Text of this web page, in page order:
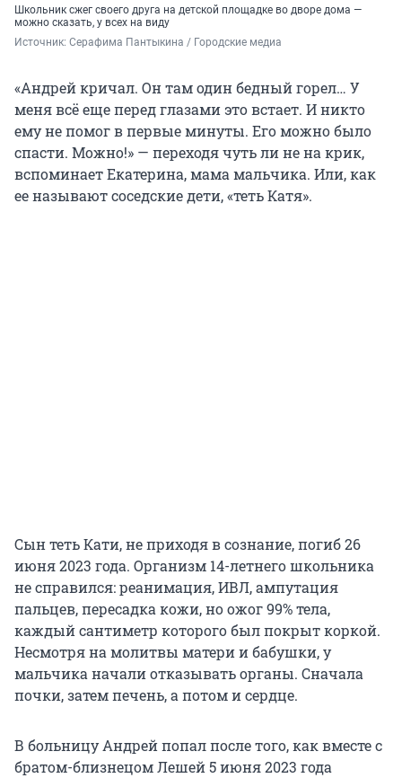
Школьник сжег своего друга на детской площадке во дворе дома —
можно сказать, у всех на виду
Источник: Серафима Пантыкина / Городские медиа
«Андрей кричал. Он там один бедный горел… У
меня всё еще перед глазами это встает. И никто
ему не помог в первые минуты. Его можно было
спасти. Можно!» — переходя чуть ли не на крик,
вспоминает Екатерина, мама мальчика. Или, как
ее называют соседские дети, «теть Катя».
Сын теть Кати, не приходя в сознание, погиб 26
июня 2023 года. Организм 14-летнего школьника
не справился: реанимация, ИВЛ, ампутация
пальцев, пересадка кожи, но ожог 99% тела,
каждый сантиметр которого был покрыт коркой.
Несмотря на молитвы матери и бабушки, у
мальчика начали отказывать органы. Сначала
почки, затем печень, а потом и сердце.
В больницу Андрей попал после того, как вместе с
братом-близнецом Лешей 5 июня 2023 года